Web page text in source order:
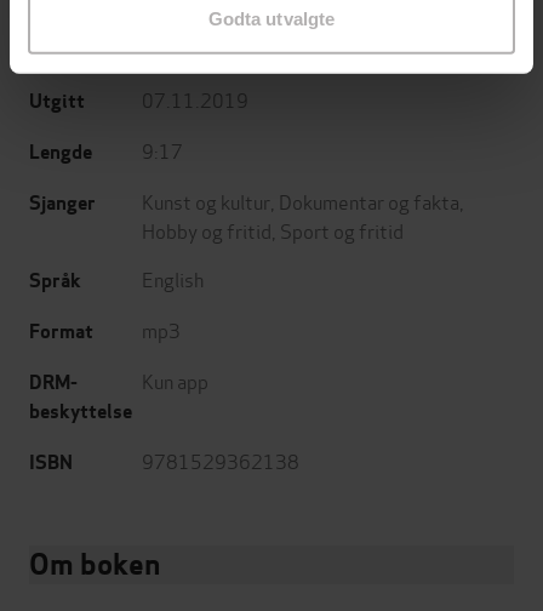
Godta utvalgte
Forlag Hodder & Stoughton
Utgitt 07.11.2019
Lengde 9:17
Sjanger Kunst og kultur Dokumentar og fakta
Hobby og fritid Sport og fritid
Språk English
Format mp3
DRM-
beskyttelse
Kun app
ISBN 9781529362138
Om boken